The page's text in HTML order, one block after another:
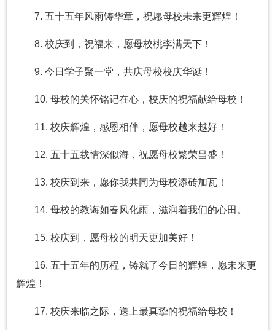
7. 五十五年风雨铸华章，祝愿母校未来更辉煌！
8. 校庆到，祝福来，愿母校桃李满天下！
9. 今日学子聚一堂，共庆母校校庆华诞！
10. 母校的关怀铭记在心，校庆的祝福献给母校！
11. 校庆辉煌，感恩相伴，愿母校越来越好！
12. 五十五载情深似海，祝愿母校繁荣昌盛！
13. 校庆到来，愿你我共同为母校添砖加瓦！
14. 母校的教诲如春风化雨，滋润着我们的心田。
15. 校庆到，愿母校的明天更加美好！
16. 五十五年的历程，铸就了今日的辉煌，愿未来更
辉煌！
17. 校庆来临之际，送上最真挚的祝福给母校！